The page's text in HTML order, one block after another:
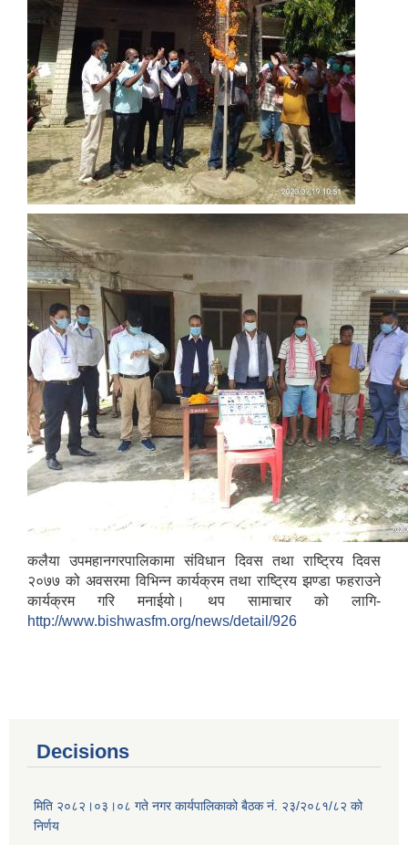
कलैया उपमहानगरपालिकामा संविधान दिवस तथा राष्ट्रिय दिवस
२०७७ को अवसरमा विभिन्न कार्यक्रम तथा राष्ट्रिय झण्डा फहराउने
कार्यक्रम गरि मनाईयो। थप सामाचार को लागि-
http://www.bishwasfm.org/news/detail/926
Decisions
मिति २०८२।०३।०८ गते नगर कार्यपालिकाको बैठक नं. २३/२०८१/८२ को
निर्णय